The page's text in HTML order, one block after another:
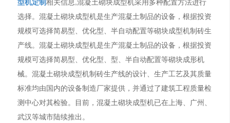
选择。混凝土砌块成型机是生产混凝土制品的设备，根据投资
规模可选择简易型、优化型、半自动配置等砌块成型机制砖生
产线。混凝土砌块成型机是生产混凝土制品的设备，根据投资
规模可选择简易型、优化型、型、半自动配置等砌块成形机
械。混凝土砌块成型机制砖生产线的设计、生产工艺及其质量
标准均由国内的设备制造厂家提供，并通过了建筑工程质量检
测中心对其检验。目前，混凝土砌块成型机已在上海、广州、
武汉等城市陆续推出。